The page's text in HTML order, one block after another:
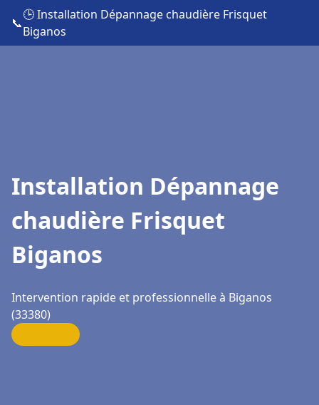
📞
🕒 Installation Dépannage chaudière Frisquet
Biganos
Installation Dépannage
chaudière Frisquet
Biganos
Intervention rapide et professionnelle à Biganos
(33380)